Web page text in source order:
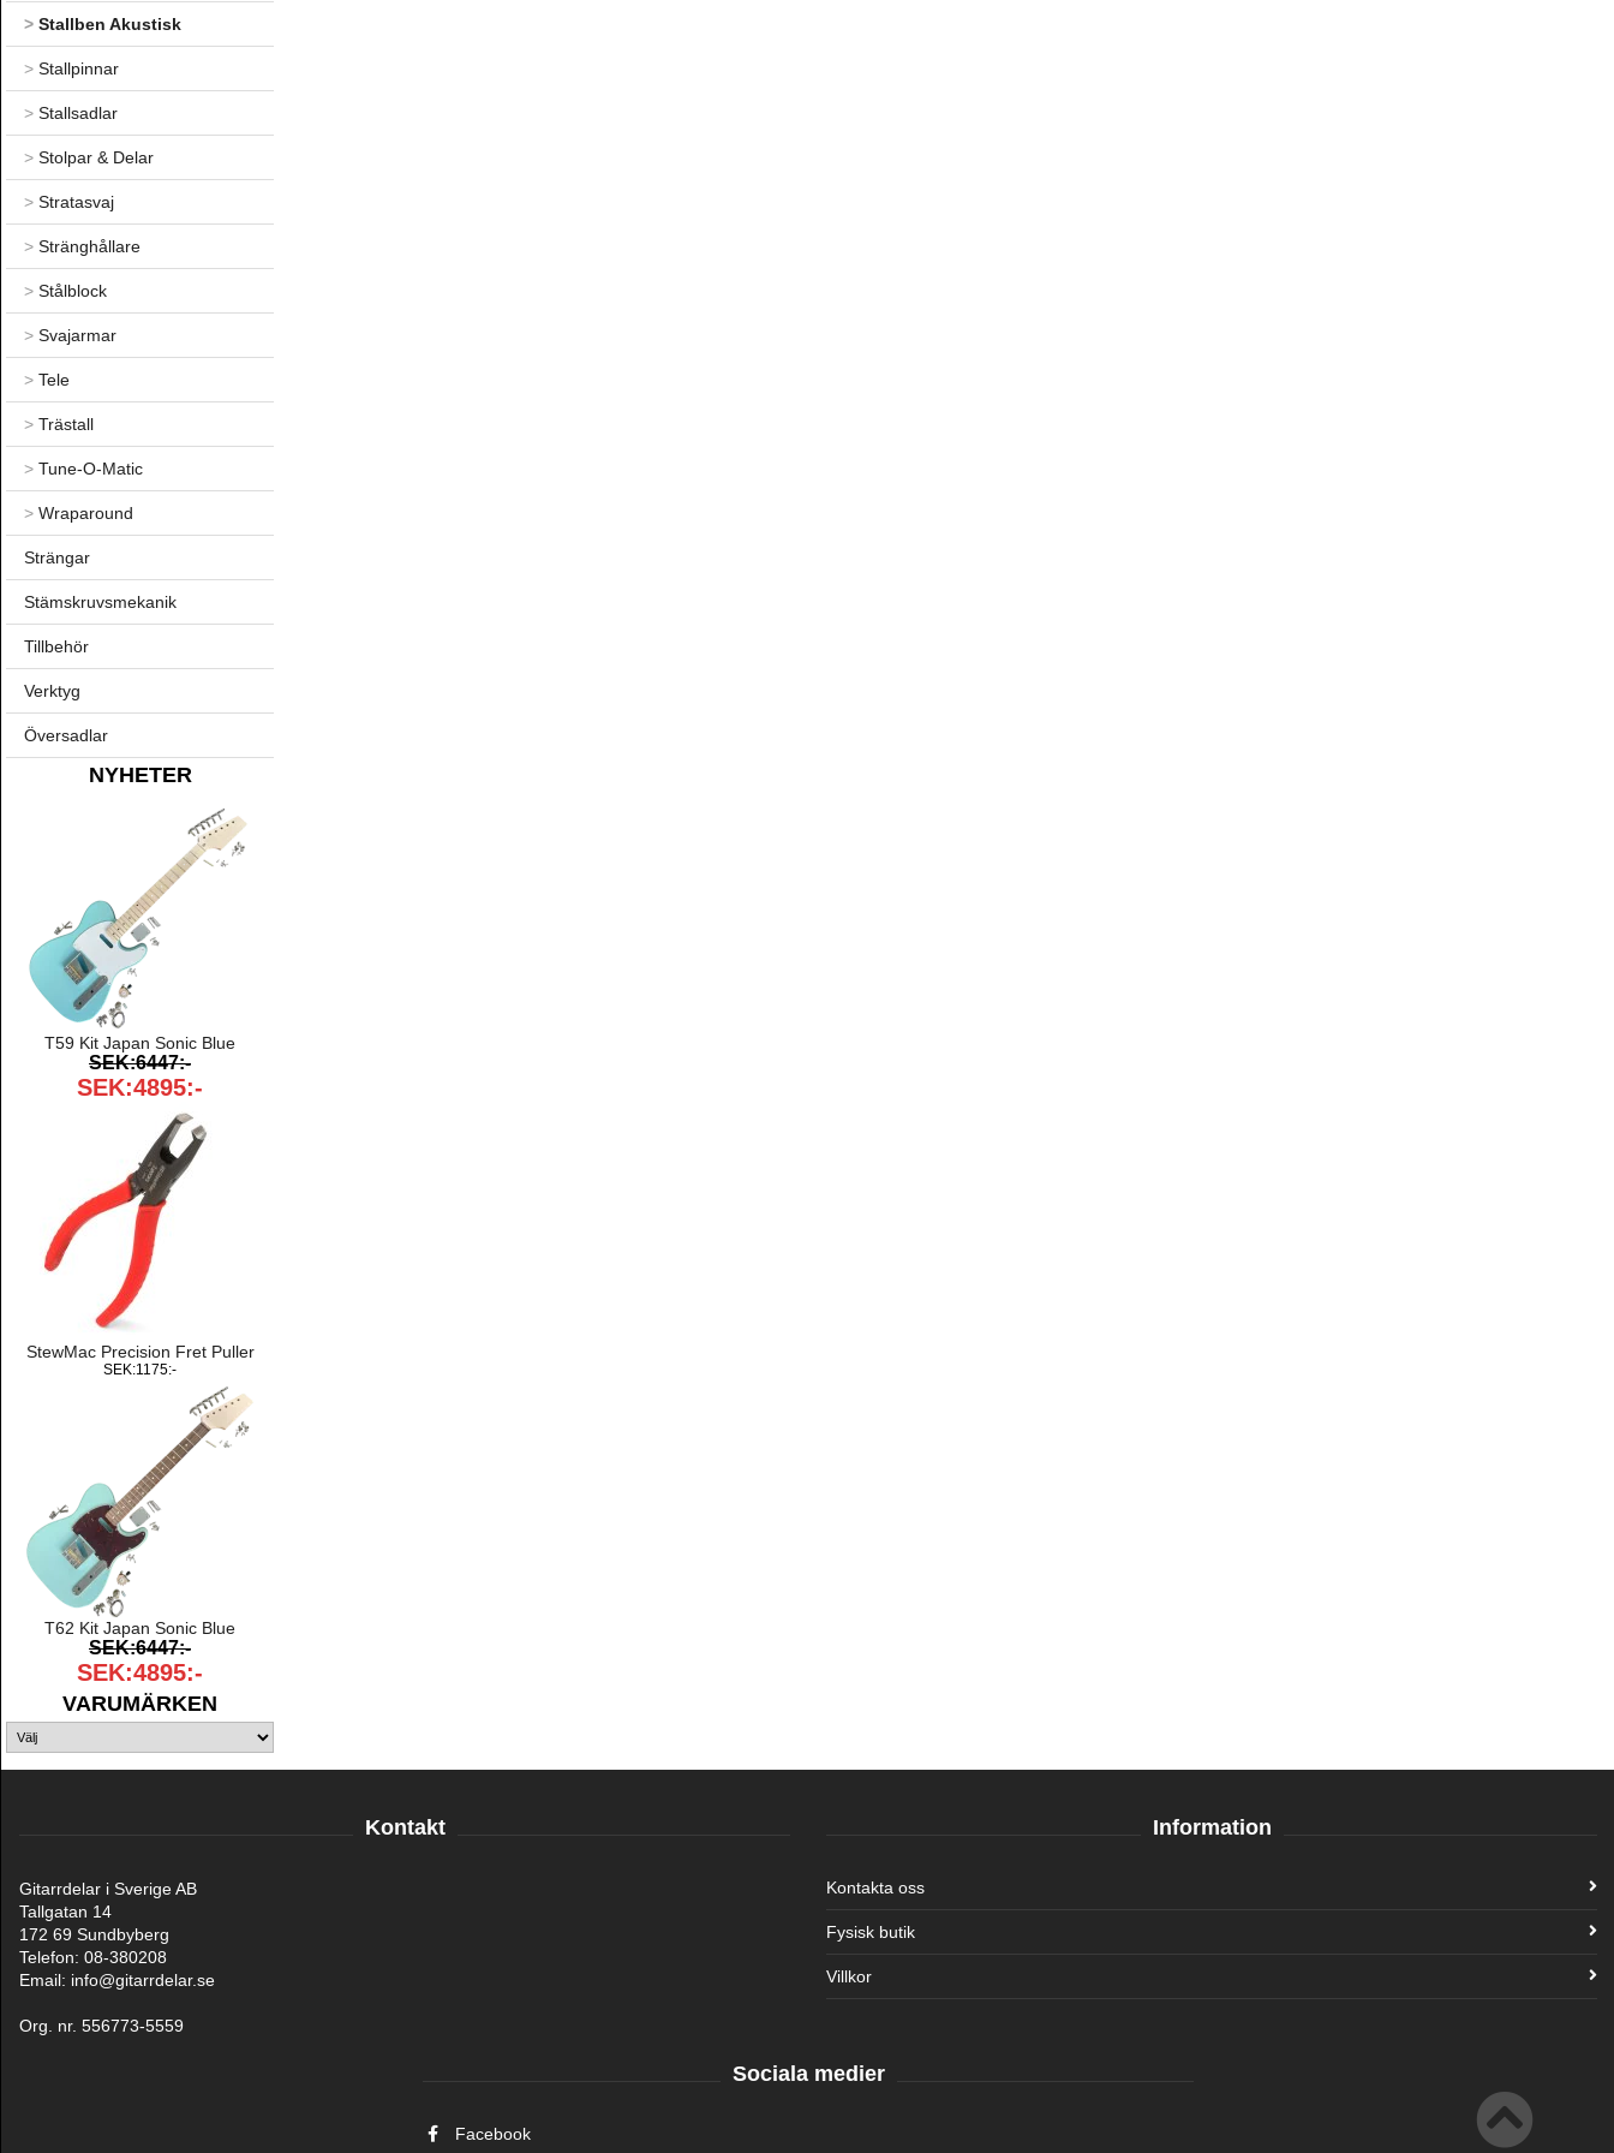
> Stallben Akustisk
> Stallpinnar
> Stallsadlar
> Stolpar & Delar
> Stratasvaj
> Stränghållare
> Stålblock
> Svajarmar
> Tele
> Trästall
> Tune-O-Matic
> Wraparound
Strängar
Stämskruvsmekanik
Tillbehör
Verktyg
Översadlar
NYHETER
T59 Kit Japan Sonic Blue
SEK:6447:-
SEK:4895:-
StewMac Precision Fret Puller
SEK:1175:-
T62 Kit Japan Sonic Blue
SEK:6447:-
SEK:4895:-
VARUMÄRKEN
Kontakt
Gitarrdelar i Sverige AB
Tallgatan 14
172 69 Sundbyberg
Telefon: 08-380208
Email: info@gitarrdelar.se
Org. nr. 556773-5559
Information
Kontakta oss
Fysisk butik
Villkor
Sociala medier
Facebook